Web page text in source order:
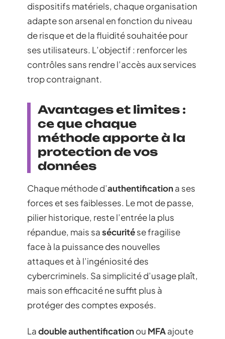
dispositifs matériels, chaque organisation
adapte son arsenal en fonction du niveau
de risque et de la fluidité souhaitée pour
ses utilisateurs. L’objectif : renforcer les
contrôles sans rendre l’accès aux services
trop contraignant.
Avantages et limites :
ce que chaque
méthode apporte à la
protection de vos
données
Chaque méthode d’authentificationa ses
forces et ses faiblesses. Le mot de passe,
pilier historique, reste l’entrée la plus
répandue, mais sasécuritése fragilise
face à la puissance des nouvelles
attaques et à l’ingéniosité des
cybercriminels. Sa simplicité d’usage plaît,
mais son efficacité ne suffit plus à
protéger des comptes exposés.
Ladouble authentificationou MFAajoute